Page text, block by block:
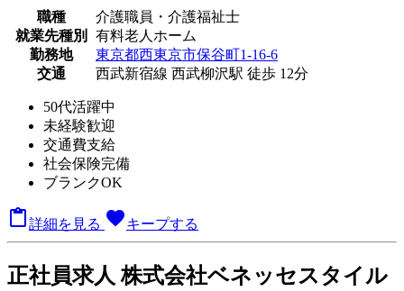
職種
介護職員・介護福祉士
就業先種別
有料老人ホーム
勤務地
東京都西東京市保谷町1-16-6
交通
西武新宿線 西武柳沢駅 徒歩 12分
50代活躍中
未経験歓迎
交通費支給
社会保険完備
ブランクOK
詳細を見る favoriteキープする
正社員求人 株式会社ベネッセスタイル